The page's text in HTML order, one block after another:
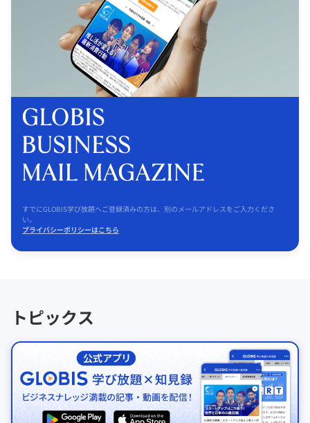
すでにGLOBIS学び放題へご登録済みの方は、別のメールアドレスをご入力くださ
い。
プライバシーポリシーはこちら
トピックス